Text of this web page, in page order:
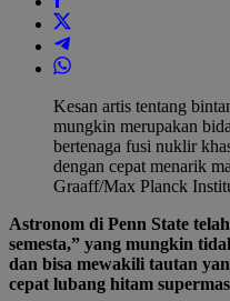
Kesan artis tentang
mungkin merupakan
bertenaga fusi nuklir
dengan cepat menarik
Graaff/Max Planck
Astronom di Penn State
semesta,” yang mungkin
dan bisa mewakili tautan
cepat lubang hitam